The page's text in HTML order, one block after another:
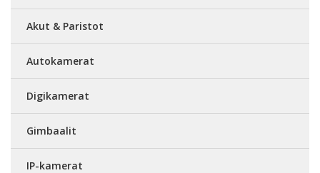
Akut & Paristot
Autokamerat
Digikamerat
Gimbaalit
IP-kamerat